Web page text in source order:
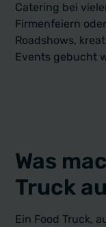
Catering bei
Firmenfeiern
Roadshows,
Events gebucht
Was
Truck
Ein Food Truck,